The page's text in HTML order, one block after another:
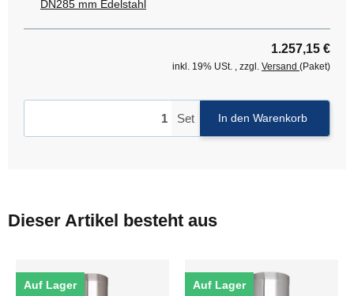
DN285 mm Edelstahl
1.257,15 €
inkl. 19% USt. , zzgl. Versand (Paket)
Set In den Warenkorb
Dieser Artikel besteht aus
Auf Lager Auf Lager